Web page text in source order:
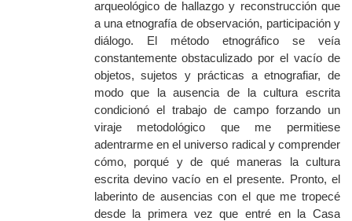
arqueológico de hallazgo y reconstrucción que
a una etnografía de observación, participación y
diálogo. El método etnográfico se veía
constantemente obstaculizado por el vacío de
objetos, sujetos y prácticas a etnografiar, de
modo que la ausencia de la cultura escrita
condicionó el trabajo de campo forzando un
viraje metodológico que me permitiese
adentrarme en el universo radical y comprender
cómo, porqué y de qué maneras la cultura
escrita devino vacío en el presente. Pronto, el
laberinto de ausencias con el que me tropecé
desde la primera vez que entré en la Casa